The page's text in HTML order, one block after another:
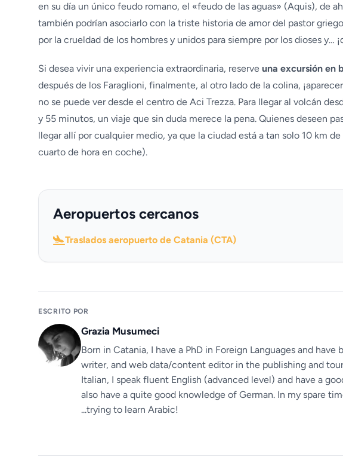
en su día un único feudo romano, el «feudo de las aguas» (Aquis), de
también podrían asociarlo con la triste historia de amor del pastor
por la crueldad de los hombres y unidos para siempre por los dioses y…
Si desea vivir una experiencia extraordinaria, reserve una excursión en
después de los Faraglioni, finalmente, al otro lado de la colina,
no se puede ver desde el centro de Aci Trezza. Para llegar al volcán
y 55 minutos, un viaje que sin duda merece la pena. Quienes deseen
llegar allí por cualquier medio, ya que la ciudad está a tan solo 10 km
cuarto de hora en coche).
Aeropuertos cercanos
Traslados aeropuerto de Catania (CTA)
ESCRITO POR
Grazia Musumeci
Born in Catania, I have a PhD in Foreign Languages ​​and
writer, and web data/content editor in the publishing and
Italian, I speak fluent English (advanced level) and have a
also have a quite good knowledge of German. In my spare
...trying to learn Arabic!